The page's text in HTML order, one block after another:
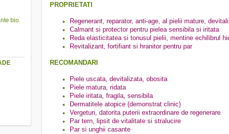
bio
PROPRIETATI
Regenerant, reparator, anti-age, al pielii mature,
Calmant si protector pentru pielea sensibila si iritata
Reda elasticitatea si tonusul pielii, mentine echilibrul
Revitalizant, fortifiant si hranitor pentru par
RECOMANDARI
Piele uscata, devitalizata, obosita
Piele matura, ridata
Piele iritata, fragila, sensibila
Dermatitele atopice (demonstrat clinic)
Vergeturi, datorita puterii extraordinare de regenerare
Par tern, lipsit de vitalitate si stralucire
Par si unghii casante